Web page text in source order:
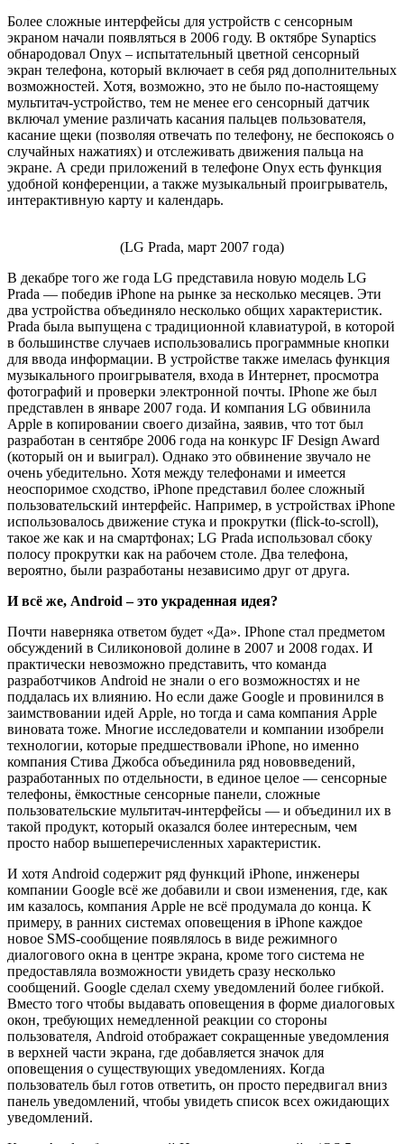
Более сложные интерфейсы для устройств с сенсорным
экраном начали появляться в 2006 году. В октябре Synaptics
обнародовал Onyx – испытательный цветной сенсорный
экран телефона, который включает в себя ряд дополнительных
возможностей. Хотя, возможно, это не было по-настоящему
мультитач-устройство, тем не менее его сенсорный датчик
включал умение различать касания пальцев пользователя,
касание щеки (позволяя отвечать по телефону, не беспокоясь о
случайных нажатиях) и отслеживать движения пальца на
экране. А среди приложений в телефоне Onyx есть функция
удобной конференции, а также музыкальный проигрыватель,
интерактивную карту и календарь.
(LG Prada, март 2007 года)
В декабре того же года LG представила новую модель LG
Prada — победив iPhone на рынке за несколько месяцев. Эти
два устройства объединяло несколько общих характеристик.
Prada была выпущена с традиционной клавиатурой, в которой
в большинстве случаев использовались программные кнопки
для ввода информации. В устройстве также имелась функция
музыкального проигрывателя, входа в Интернет, просмотра
фотографий и проверки электронной почты. IPhone же был
представлен в январе 2007 года. И компания LG обвинила
Apple в копировании своего дизайна, заявив, что тот был
разработан в сентябре 2006 года на конкурс IF Design Award
(который он и выиграл). Однако это обвинение звучало не
очень убедительно. Хотя между телефонами и имеется
неоспоримое сходство, iPhone представил более сложный
пользовательский интерфейс. Например, в устройствах iPhone
использовалось движение стука и прокрутки (flick-to-scroll),
такое же как и на смартфонах; LG Prada использовал сбоку
полосу прокрутки как на рабочем столе. Два телефона,
вероятно, были разработаны независимо друг от друга.
И всё же, Android – это украденная идея?
Почти наверняка ответом будет «Да». IPhone стал предметом
обсуждений в Силиконовой долине в 2007 и 2008 годах. И
практически невозможно представить, что команда
разработчиков Android не знали о его возможностях и не
поддалась их влиянию. Но если даже Google и провинился в
заимствовании идей Apple, но тогда и сама компания Apple
виновата тоже. Многие исследователи и компании изобрели
технологии, которые предшествовали iPhone, но именно
компания Стива Джобса объединила ряд нововведений,
разработанных по отдельности, в единое целое — сенсорные
телефоны, ёмкостные сенсорные панели, сложные
пользовательские мультитач-интерфейсы — и объединил их в
такой продукт, который оказался более интересным, чем
просто набор вышеперечисленных характеристик.
И хотя Android содержит ряд функций iPhone, инженеры
компании Google всё же добавили и свои изменения, где, как
им казалось, компания Apple не всё продумала до конца. К
примеру, в ранних системах оповещения в iPhone каждое
новое SMS-сообщение появлялось в виде режимного
диалогового окна в центре экрана, кроме того система не
предоставляла возможности увидеть сразу несколько
сообщений. Google сделал схему уведомлений более гибкой.
Вместо того чтобы выдавать оповещения в форме диалоговых
окон, требующих немедленной реакции со стороны
пользователя, Android отображает сокращенные уведомления
в верхней части экрана, где добавляется значок для
оповещения о существующих уведомлениях. Когда
пользователь был готов ответить, он просто передвигал вниз
панель уведомлений, чтобы увидеть список всех ожидающих
уведомлений.